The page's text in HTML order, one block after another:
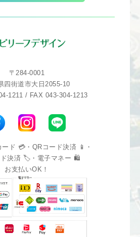
〒284-0001
四街道市大日2055-10
1211 / FAX 043-304-1213
ド 💳・QRコード決済 📱・
ド決済 🏷️・電子マネー 🛍️
お支払いOK！